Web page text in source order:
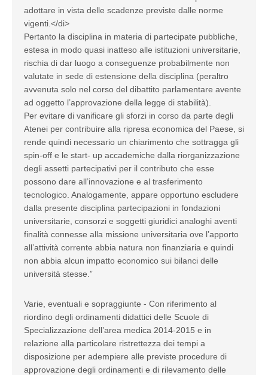
adottare in vista delle scadenze previste dalle norme
vigenti.</di>
Pertanto la disciplina in materia di partecipate pubbliche,
estesa in modo quasi inatteso alle istituzioni universitarie,
rischia di dar luogo a conseguenze probabilmente non
valutate in sede di estensione della disciplina (peraltro
avvenuta solo nel corso del dibattito parlamentare avente
ad oggetto l’approvazione della legge di stabilità).
Per evitare di vanificare gli sforzi in corso da parte degli
Atenei per contribuire alla ripresa economica del Paese, si
rende quindi necessario un chiarimento che sottragga gli
spin-off e le start- up accademiche dalla riorganizzazione
degli assetti partecipativi per il contributo che esse
possono dare all’innovazione e al trasferimento
tecnologico. Analogamente, appare opportuno escludere
dalla presente disciplina partecipazioni in fondazioni
universitarie, consorzi e soggetti giuridici analoghi aventi
finalità connesse alla missione universitaria ove l’apporto
all’attività corrente abbia natura non finanziaria e quindi
non abbia alcun impatto economico sui bilanci delle
università stesse.”
Varie, eventuali e sopraggiunte - Con riferimento al
riordino degli ordinamenti didattici delle Scuole di
Specializzazione dell’area medica 2014-2015 e in
relazione alla particolare ristrettezza dei tempi a
disposizione per adempiere alle previste procedure di
approvazione degli ordinamenti e di rilevamento delle